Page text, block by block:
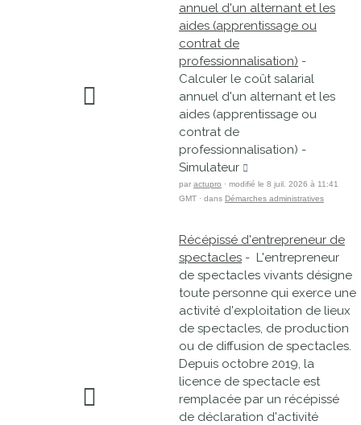
annuel d'un alternant et les
aides (apprentissage ou
contrat de
professionnalisation) -
Calculer le coût salarial
annuel d'un alternant et les
aides (apprentissage ou
contrat de
professionnalisation) -
Simulateur
par actupro · modifié le 8 juil. 2026 à 11:41
GMT · dans Démarches administratives
Récépissé d'entrepreneur de
spectacles - L'entrepreneur
de spectacles vivants désigne
toute personne qui exerce une
activité d'exploitation de lieux
de spectacles, de production
ou de diffusion de spectacles.
Depuis octobre 2019, la
licence de spectacle est
remplacée par un récépissé
de déclaration d'activité